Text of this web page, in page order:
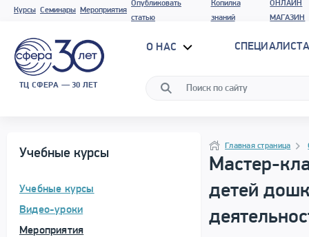
Курсы Семинары Мероприятия
Опубликовать
статью
Копилка
знаний
ОНЛАЙН
МАГАЗИН
ТЦ СФЕРА — 30 ЛЕТ
О НАС
Учебные курсы
Учебные курсы
Видео-уроки
Мероприятия
НавигацияГлавная страница
Мастер-
детей